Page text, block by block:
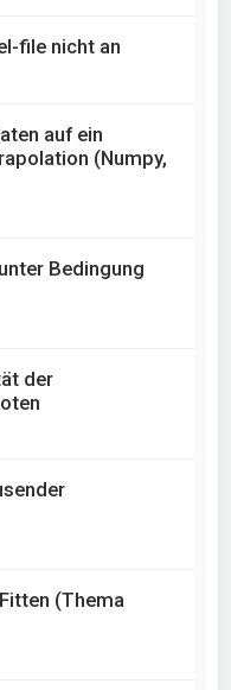
file nicht an
auf ein
(Numpy,
Bedingung
der
(Thema